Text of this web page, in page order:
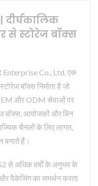
से स्टोरेज बॉक्स
Enterprise Co., Ltd. एक
बॉक्स निर्माता है जो
और ODM सेवाओं पर
बॉक्स, आयोजकों और बिन
चैनलों के लिए लागत,
बनाते हैं।
से अधिक वर्षों के अनुभव के
पैकेजिंग का समर्थन करता